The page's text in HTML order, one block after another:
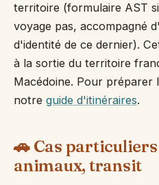
territoire (formulaire AST
voyage pas, accompagné
d'identité de ce dernier).
à la sortie du territoire
Macédoine. Pour préparer
notre guide d'itinéraires.
🚗 Cas
animaux, transit